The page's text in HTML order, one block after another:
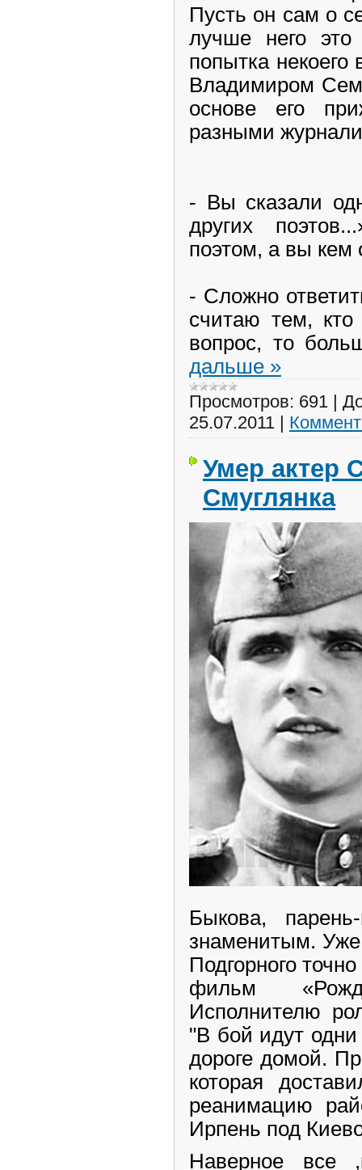
Пусть он сам о
лучше него
попытка некоего
Владимиром
основе его
разными
- Вы сказали
других
поэтом, а вы кем
- Сложно
считаю тем, кто
вопрос, то
дальше »
Просмотров: 691 |
25.07.2011 |
Умер актер
Смуглянка
Быкова,
знаменитым.
Подгорного
фильм
Исполнителю
"В бой идут одни
дороге домой.
которая
реанимацию
Ирпень под
Наверное все